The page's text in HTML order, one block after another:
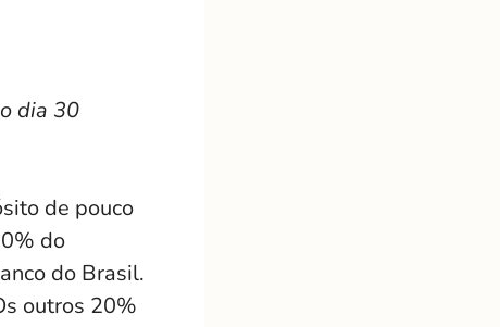
dia 30
de pouco
do
do Brasil.
outros 20%